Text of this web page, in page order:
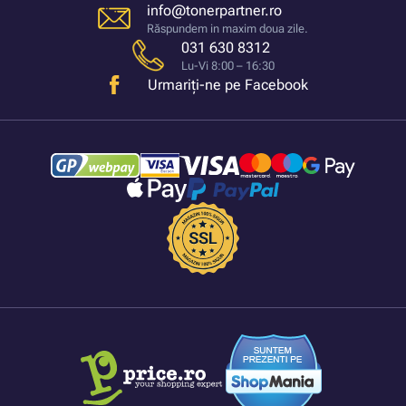
info@tonerpartner.ro
Răspundem in maxim doua zile.
031 630 8312
Lu-Vi 8:00 – 16:30
Urmariți-ne pe Facebook